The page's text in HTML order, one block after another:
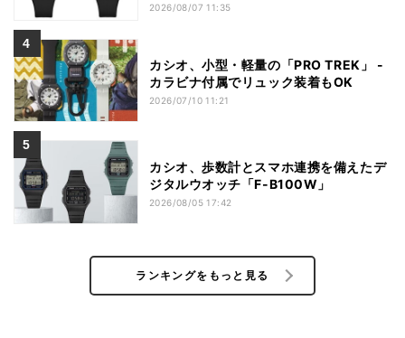
2026/08/07 11:35
カシオ、小型・軽量の「PRO TREK」 -
カラビナ付属でリュック装着もOK
2026/07/10 11:21
カシオ、歩数計とスマホ連携を備えたデ
ジタルウオッチ「F-B100W」
2026/08/05 17:42
ランキングをもっと見る